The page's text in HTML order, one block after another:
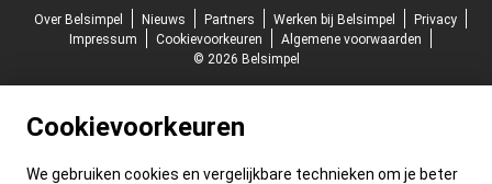
Over Belsimpel
Nieuws Partners Werken bij Belsimpel
Privacy
Impressum
Cookievoorkeuren
Algemene voorwaarden
© 2026 Belsimpel
Cookievoorkeuren
We gebruiken cookies en vergelijkbare technieken om je beter